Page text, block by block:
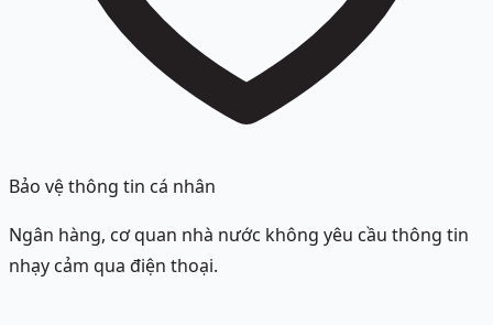
Bảo vệ thông tin cá nhân
Ngân hàng, cơ quan nhà nước không yêu cầu thông tin
nhạy cảm qua điện thoại.